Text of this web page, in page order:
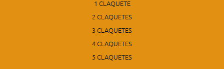
1 CLAQUETE
2 CLAQUETES
3 CLAQUETES
4 CLAQUETES
5 CLAQUETES